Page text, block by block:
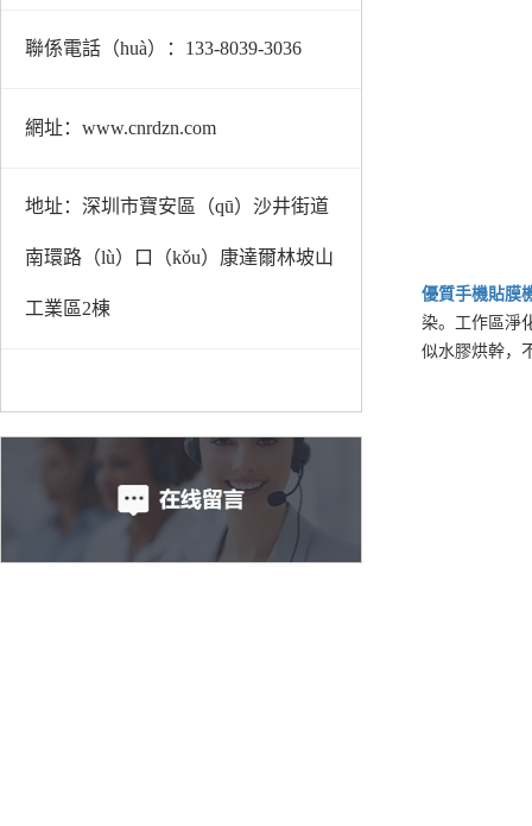
聯係電話（huà）：133-8039-3036
網址：www.cnrdzn.com
地址：深圳市寶安區（qū）沙井街道
南環路（lù）口（kǒu）康達爾林坡山
工業區2棟
優質手機貼膜
染。工作區淨
似水膠烘幹，